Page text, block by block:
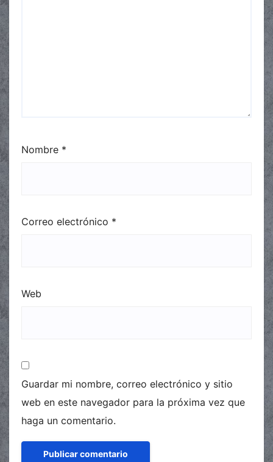
Nombre *
Correo electrónico *
Web
Guardar mi nombre, correo electrónico y sitio
web en este navegador para la próxima vez que
haga un comentario.